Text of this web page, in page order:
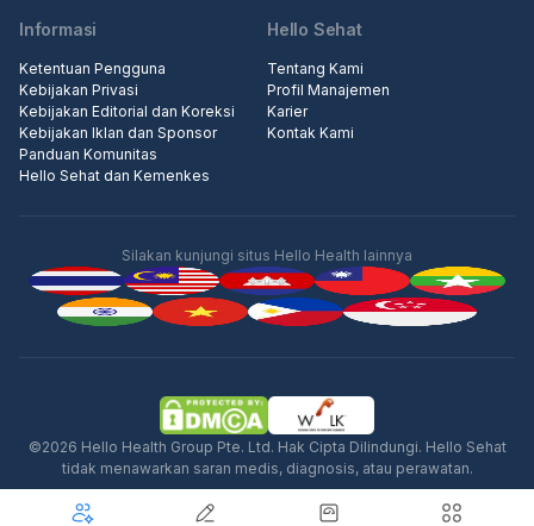
Iklan
Informasi
Ketentuan Pengguna
Kebijakan Privasi
Kebijakan Editorial dan Koreksi
Kebijakan Iklan dan Sponsor
Panduan Komunitas
Hello Sehat dan Kemenkes
Hello Sehat
Tentang Kami
Profil Manajemen
Karier
Kontak Kami
Silakan kunjungi situs Hello Health lainnya
©2026 Hello Health Group Pte. Ltd. Hak Cipta Dilindungi. Hello Sehat
tidak menawarkan saran medis, diagnosis, atau perawatan.